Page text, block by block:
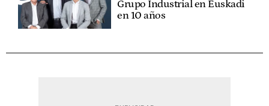
Grupo Industrial en Euskadi
en 10 años